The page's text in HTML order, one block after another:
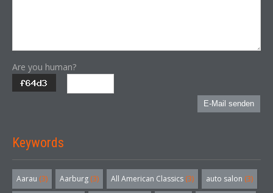
Are you human?
E-Mail senden
Keywords
Aarau (3) Aarburg (3) All American Classics (3) auto salon (3)